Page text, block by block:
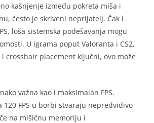
kašnjenje između pokreta miša i
često je skriveni neprijatelj. Čak i
loša sistemska podešavanja mogu
U igrama poput Valoranta i CS2,
crosshair placement ključni, ovo može
važna kao i maksimalan FPS.
120 FPS u borbi stvaraju nepredvidivo
na mišićnu memoriju i